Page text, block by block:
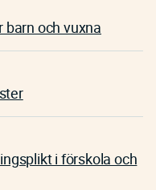
och vuxna
i förskola och